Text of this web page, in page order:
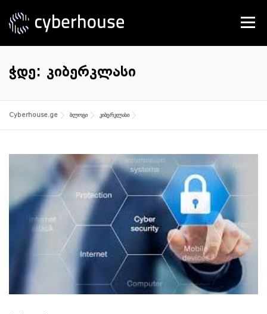
content
Menu
SERVICES ABOUT US
ᲭᲓᲔ: ᲙᲘᲑᲔᲠᲙᲚᲐᲡᲘ
Cyberhouse.ge ბლოგი კიბერკლასი